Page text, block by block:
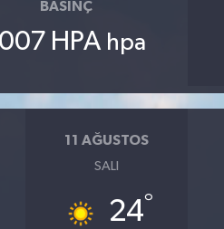
BASINÇ
HPA hpa
11 AĞUSTOS
SALI
24°